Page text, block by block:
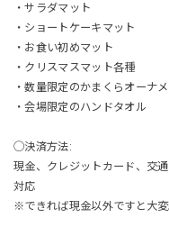
・サラダマット
・ショートケーキマット
・お食い初めマット
・クリスマスマット各種
・数量限定のかまくらオーナ
・会場限定のハンドタオル
◯決済方法:
現金、クレジットカード、交
対応
※できれば現金以外ですと大